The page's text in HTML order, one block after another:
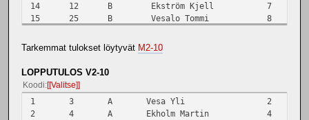
14
12 B Ekström Kjell 7
15
25 B Vesalo Tommi 8
17
27 B Haapamäki Venni
B Haapamäki Lauri
19
14 B
24
Tarkemmat tulokset löytyvät M2-10
LOPPUTULOS V2-10
Koodi [Valitse]
1 3 A Vesa Yli 2
2
4 A Ekholm Martin 4